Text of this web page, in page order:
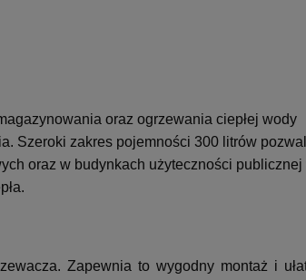
oraz ogrzewania ciepłej wody
Szeroki zakres pojemności 300 litrów
oraz w budynkach użyteczności publicznej
Zapewnia to wygodny montaż i